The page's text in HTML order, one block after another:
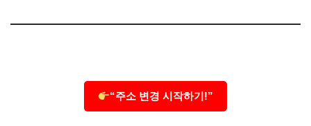
“주소 변경 시작하기!”